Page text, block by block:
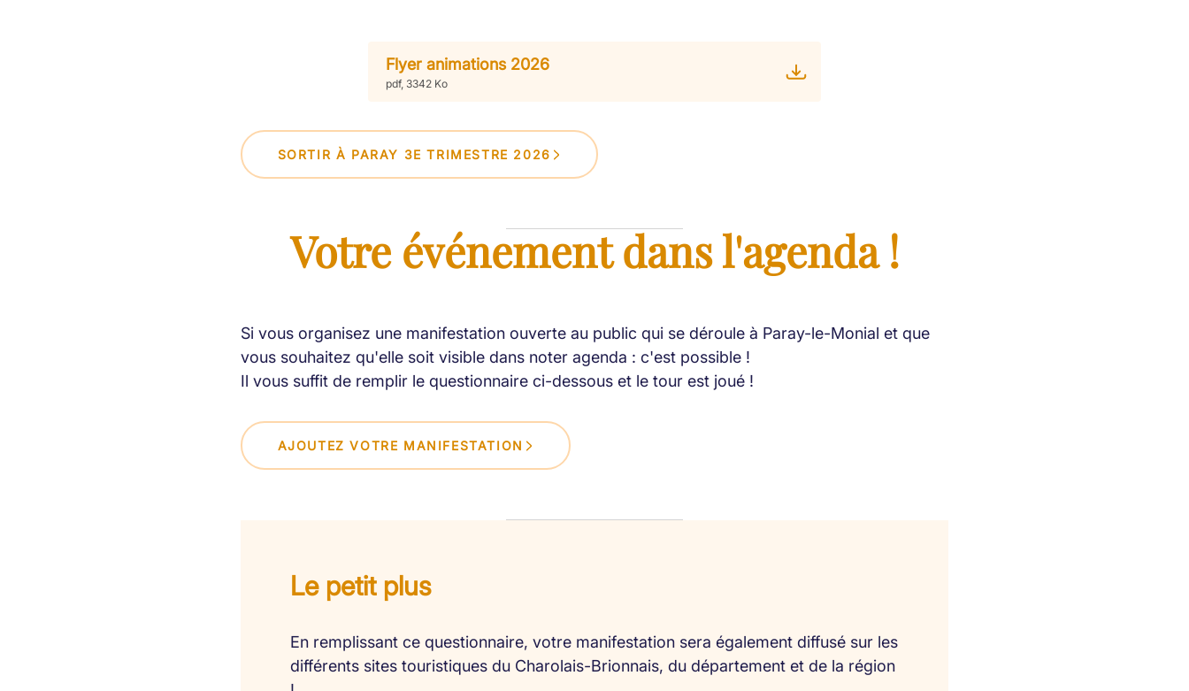
Flyer animations 2026
pdf, 3342 Ko
SORTIR À PARAY 3E TRIMESTRE 2026
Votre événement dans l'agenda !
Si vous organisez une manifestation ouverte au public qui se déroule à Paray-le-Monial et que
vous souhaitez qu'elle soit visible dans noter agenda : c'est possible !
Il vous suffit de remplir le questionnaire ci-dessous et le tour est joué !
AJOUTEZ VOTRE MANIFESTATION
Le petit plus
En remplissant ce questionnaire, votre manifestation sera également diffusé sur les
différents sites touristiques du Charolais-Brionnais, du département et de la région